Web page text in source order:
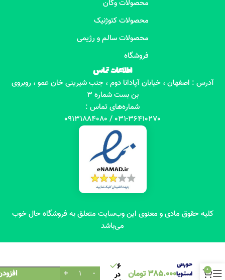
محصولات وگان
محصولات کتوژنیک
محصولات سالم و رژیمی
فروشگاه
اطلاعات تماس
آدرس : اصفهان ، خیابان آپادانا دوم ، جنب شیرینی خان عمو ، روبروی
بن بست شماره 3
شماره‌های تماس :
031-36410270 / 09131884080
کلیه حقوق مادی و معنوی این وب‌سایت متعلق به فروشگاه حال خوب
می‌باشد
خوراکی
استویا385.000 تومان
6
در 0